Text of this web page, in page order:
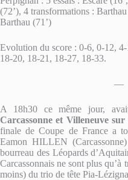
(72’), 4 transformations :
Barthau (71’)
Evolution du score : 0-6, 0-12,
18-20, 18-21, 18-27, 18-33.
—
A 18h30 ce même jour,
Carcassonne et Villeneuve
finale de Coupe de France a
Eamon HILLEN
bourreau des Léopards
Carcassonnais ne sont plus qu’à
moins) du trio de tête Pia-